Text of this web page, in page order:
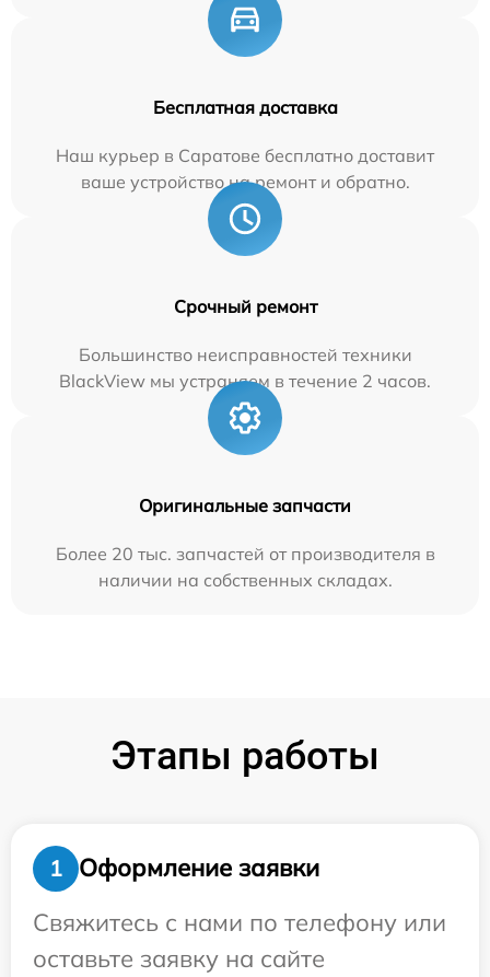
Бесплатная доставка
Наш курьер в Саратове бесплатно доставит
ваше устройство на ремонт и обратно.
Срочный ремонт
Большинство неисправностей техники
BlackView мы устраняем в течение 2 часов.
Оригинальные запчасти
Более 20 тыс. запчастей от производителя в
наличии на собственных складах.
Этапы работы
1
Оформление заявки
Свяжитесь с нами по телефону или
оставьте заявку на сайте